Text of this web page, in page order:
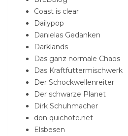
Coast is clear
Dailypop
Danielas Gedanken
Darklands
Das ganz normale Chaos
Das Kraftfuttermischwerk
Der Schockwellenreiter
Der schwarze Planet
Dirk Schuhmacher
don quichote.net
Elsbesen